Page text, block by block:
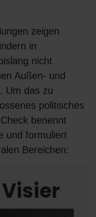
zeigen
in
nicht
Außen- und
Um das zu
politisches
benennt
und formuliert
Bereichen: